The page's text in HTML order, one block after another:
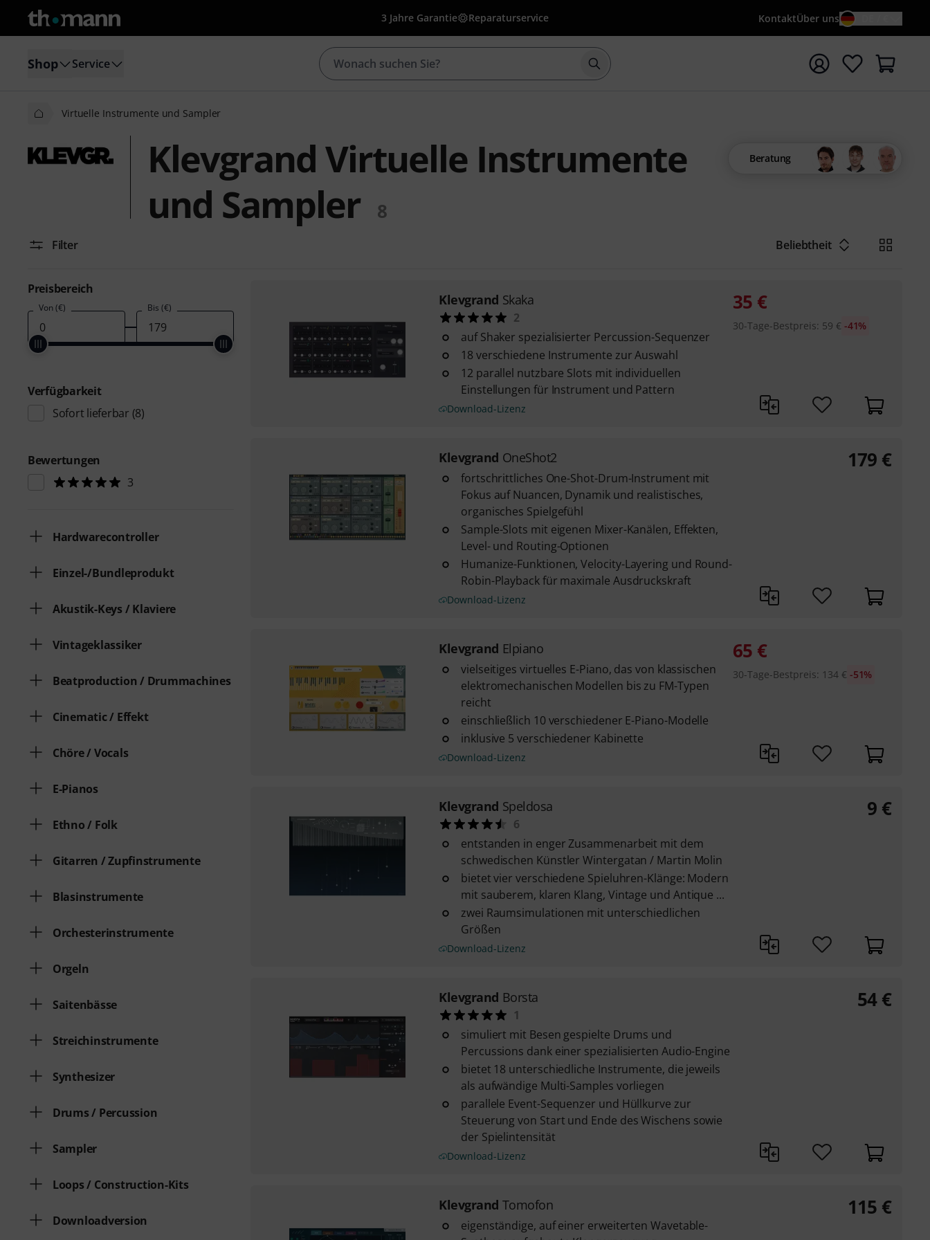
3 Jahre Garantie Reparaturservice KontaktÜber uns
Shop Service Suche mit Suchwort {searchTerm} starten
Virtuelle Instrumente und Sampler
Klevgrand Virtuelle Instrumente
und Sampler
8
Beratung
Filter Beliebtheit
Preisbereich
Von (€) Bis (€)
Verfügbarkeit
Sofort lieferbar (8)
Bewertungen
3
Hardwarecontroller
Einzel-/Bundleprodukt
Akustik-Keys / Klaviere
Vintageklassiker
Beatproduction / Drummachines
Cinematic / Effekt
Chöre / Vocals
E-Pianos
Ethno / Folk
Gitarren / Zupfinstrumente
Blasinstrumente
Orchesterinstrumente
Orgeln
Saitenbässe
Streichinstrumente
Synthesizer
Drums / Percussion
Sampler
Loops / Construction-Kits
Downloadversion
Klevgrand Skaka
2
auf Shaker spezialisierter Percussion-Sequenzer
18 verschiedene Instrumente zur Auswahl
12 parallel nutzbare Slots mit individuellen
Einstellungen für Instrument und Pattern
Download-Lizenz
35 €
30-Tage-Bestpreis: 59 € -41%
Klevgrand OneShot2
fortschrittliches One-Shot-Drum-Instrument mit
Fokus auf Nuancen, Dynamik und realistisches,
organisches Spielgefühl
Sample-Slots mit eigenen Mixer-Kanälen, Effekten,
Level- und Routing-Optionen
Humanize-Funktionen, Velocity-Layering und Round-
Robin-Playback für maximale Ausdruckskraft
Download-Lizenz
179 €
Klevgrand Elpiano
vielseitiges virtuelles E-Piano, das von klassischen
elektromechanischen Modellen bis zu FM-Typen
reicht
einschließlich 10 verschiedener E-Piano-Modelle
inklusive 5 verschiedener Kabinette
Download-Lizenz
65 €
30-Tage-Bestpreis: 134 € -51%
Klevgrand Speldosa
6
entstanden in enger Zusammenarbeit mit dem
schwedischen Künstler Wintergatan / Martin Molin
bietet vier verschiedene Spieluhren-Klänge: Modern
mit sauberem, klaren Klang, Vintage und Antique ...
zwei Raumsimulationen mit unterschiedlichen
Größen
Download-Lizenz
9 €
Klevgrand Borsta
1
simuliert mit Besen gespielte Drums und
Percussions dank einer spezialisierten Audio-Engine
bietet 18 unterschiedliche Instrumente, die jeweils
als aufwändige Multi-Samples vorliegen
parallele Event-Sequenzer und Hüllkurve zur
Steuerung von Start und Ende des Wischens sowie
der Spielintensität
Download-Lizenz
54 €
Klevgrand Tomofon
eigenständige, auf einer erweiterten Wavetable-
115 €